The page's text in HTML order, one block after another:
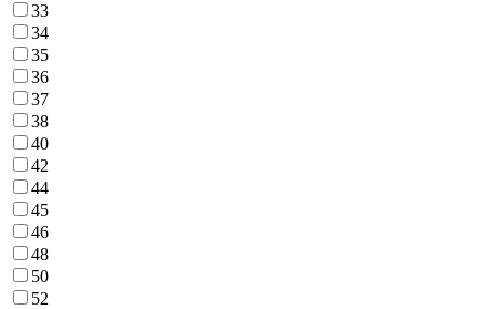
33
34
35
36
37
38
40
42
44
45
46
48
50
52